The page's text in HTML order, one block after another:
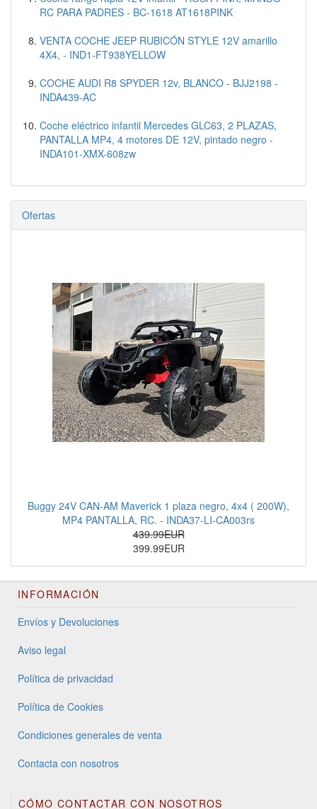
RC PARA PADRES - BC-1618 AT1618PINK
VENTA COCHE JEEP RUBICÓN STYLE 12V amarillo
4X4, - IND1-FT938YELLOW
COCHE AUDI R8 SPYDER 12v, BLANCO - BJJ2198 -
INDA439-AC
Coche eléctrico infantil Mercedes GLC63, 2 PLAZAS,
PANTALLA MP4, 4 motores DE 12V, pintado negro -
INDA101-XMX-608zw
Ofertas
Buggy 24V CAN-AM Maverick 1 plaza negro, 4x4 ( 200W),
MP4 PANTALLA, RC. - INDA37-LI-CA003rs
439.99EUR
399.99EUR
INFORMACIÓN
Envíos y Devoluciones
Aviso legal
Política de privacidad
Política de Cookies
Condiciones generales de venta
Contacta con nosotros
CÓMO CONTACTAR CON NOSOTROS